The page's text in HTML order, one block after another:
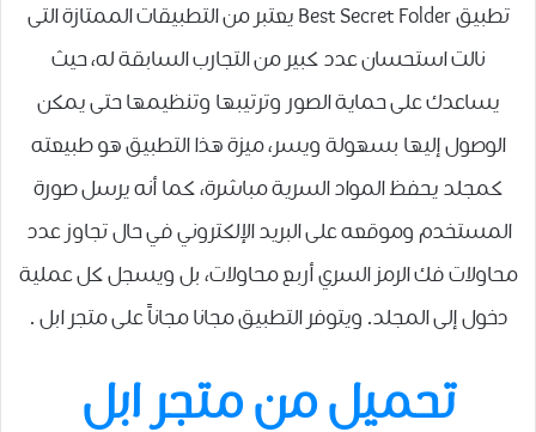
تطبيق Best Secret Folder يعتبر من التطبيقات الممتازة التى
نالت استحسان عدد كبير من التجارب السابقة له، حيث
يساعدك على حماية الصور وترتيبها وتنظيمها حتى يمكن
الوصول إليها بسهولة ويسر، ميزة هذا التطبيق هو طبيعته
كمجلد يحفظ المواد السرية مباشرة، كما أنه يرسل صورة
المستخدم وموقعه على البريد الإلكتروني في حال تجاوز عدد
محاولات فك الرمز السري أربع محاولات، بل ويسجل كل عملية
دخول إلى المجلد. ويتوفر التطبيق مجانا مجاناً على متجر ابل .
تحميل من متجر ابل